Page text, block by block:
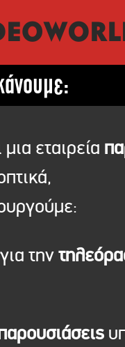
εταιρεία
για την